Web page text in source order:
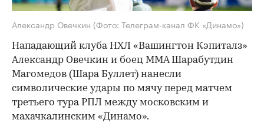
Александр Овечкин (Фото: Телеграм-канал ФК «Динамо»)
Нападающий клуба НХЛ «Вашингтон Кэпиталз»
Александр Овечкин и боец ММА Шарабутдин
Магомедов (Шара Буллет) нанесли
символические удары по мячу перед матчем
третьего тура РПЛ между московским и
махачкалинским «Динамо».